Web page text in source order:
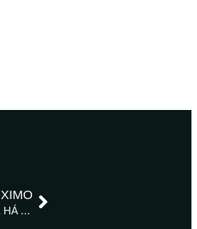
APESAR DE ALTA DO MILHO, BRASIL MANTÉM FOCO NA 2ª SAFRA E HÁ RISCOS, DIZ AGRURAL – REUTERS NEWS